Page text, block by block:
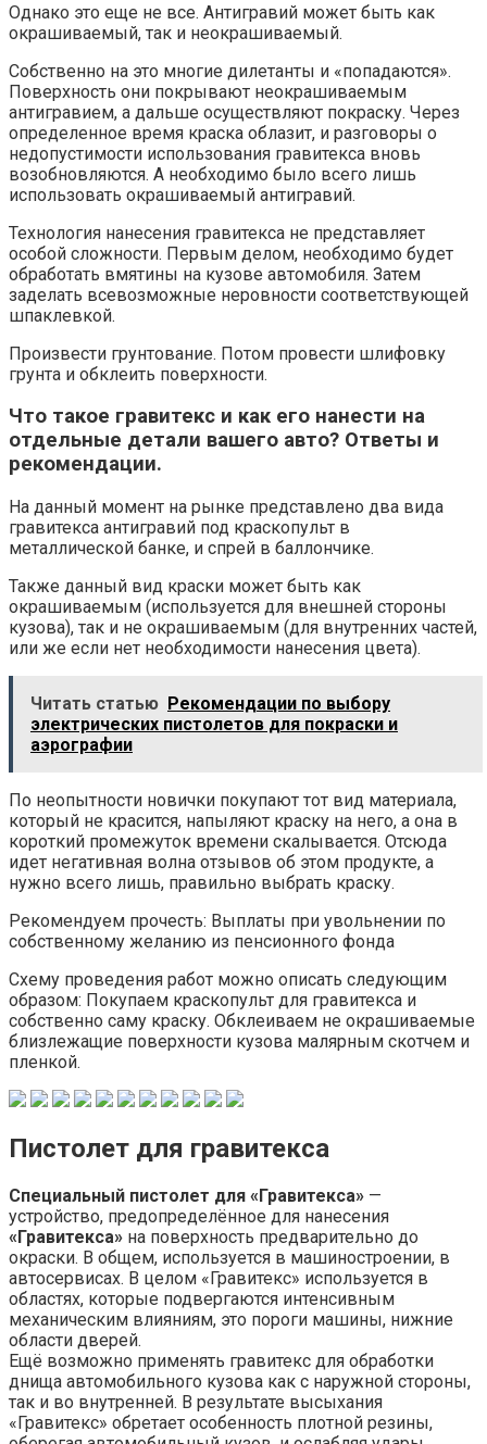
Однако это еще не все. Антигравий может быть как
окрашиваемый, так и неокрашиваемый.
Собственно на это многие дилетанты и «попадаются».
Поверхность они покрывают неокрашиваемым
антигравием, а дальше осуществляют покраску. Через
определенное время краска облазит, и разговоры о
недопустимости использования гравитекса вновь
возобновляются. А необходимо было всего лишь
использовать окрашиваемый антигравий.
Технология нанесения гравитекса не представляет
особой сложности. Первым делом, необходимо будет
обработать вмятины на кузове автомобиля. Затем
заделать всевозможные неровности соответствующей
шпаклевкой.
Произвести грунтование. Потом провести шлифовку
грунта и обклеить поверхности.
Что такое гравитекс и как его нанести на
отдельные детали вашего авто? Ответы и
рекомендации.
На данный момент на рынке представлено два вида
гравитекса антигравий под краскопульт в
металлической банке, и спрей в баллончике.
Также данный вид краски может быть как
окрашиваемым (используется для внешней стороны
кузова), так и не окрашиваемым (для внутренних частей,
или же если нет необходимости нанесения цвета).
Читать статью Рекомендации по выбору
электрических пистолетов для покраски и
аэрографии
По неопытности новички покупают тот вид материала,
который не красится, напыляют краску на него, а она в
короткий промежуток времени скалывается. Отсюда
идет негативная волна отзывов об этом продукте, а
нужно всего лишь, правильно выбрать краску.
Рекомендуем прочесть: Выплаты при увольнении по
собственному желанию из пенсионного фонда
Схему проведения работ можно описать следующим
образом: Покупаем краскопульт для гравитекса и
собственно саму краску. Обклеиваем не окрашиваемые
близлежащие поверхности кузова малярным скотчем и
пленкой.
Пистолет для гравитекса
Специальный пистолет для «Гравитекса» —
устройство, предопределённое для нанесения
«Гравитекса» на поверхность предварительно до
окраски. В общем, используется в машиностроении, в
автосервисах. В целом «Гравитекс» используется в
областях, которые подвергаются интенсивным
механическим влияниям, это пороги машины, нижние
области дверей.
Ещё возможно применять гравитекс для обработки
днища автомобильного кузова как с наружной стороны,
так и во внутренней. В результате высыхания
«Гравитекс» обретает особенность плотной резины,